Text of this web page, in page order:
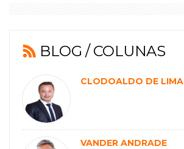
BLOG / COLUNAS
CLODOALDO DE LIMA
VANDER ANDRADE